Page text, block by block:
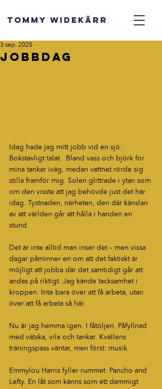
TOMMY WIDEKÄRR
Jobbdag
3 sep. 2025
Idag hade jag mitt jobb vid en sjö.
Bokstavligt talat.  Bland vass och björk for
mina tankar iväg, medan vattnet rörde sig
stilla framför mig. Solen glittrade i ytan som
om den visste att jag behövde just det här
idag. Tystnaden, närheten, den där känslan
av att världen går att hålla i handen en
stund.
Det är inte alltid man inser det – men vissa
dagar påminner en om att det faktiskt är
möjligt att jobba där det samtidigt går att
andas på riktigt. Jag kände tacksamhet i
kroppen. Inte bara över att få arbeta, utan
över att få arbeta så här.
Nu är jag hemma igen. I fåtöljen. Påfyllnad
med vätska, vila och tankar. Kvällens
träningspass väntar, men först: musik.
Emmylou Harris fyller rummet. Pancho and
Lefty. En låt som känns som ett dammigt